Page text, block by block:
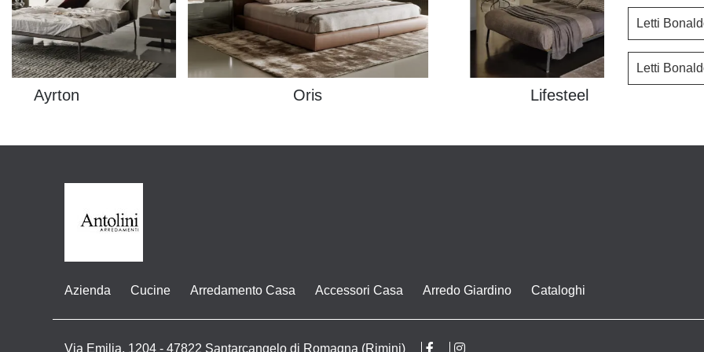
Ayrton Oris Lifesteel
Letti
Letti
Azienda Cucine Arredamento Casa Accessori Casa Arredo Giardino Cataloghi
Via Emilia, 1204 - 47822 Santarcangelo di Romagna (Rimini)